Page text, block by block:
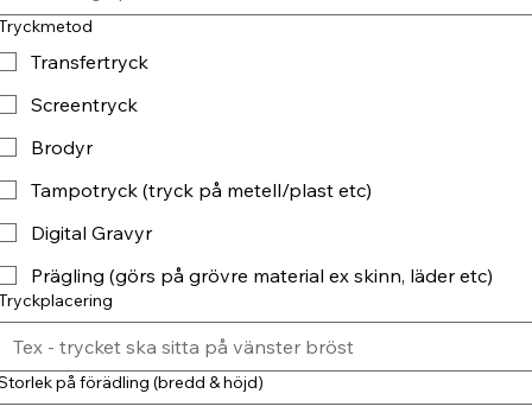
Transfertryck
Screentryck
Brodyr
Tampotryck (tryck på metell/plast etc)
Digital Gravyr
Prägling (görs på grövre material ex skinn, läder etc)
på förädling (bredd & höjd)